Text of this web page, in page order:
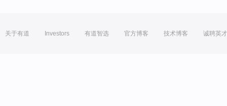
关于有道 Investors 有道智选 官方博客 技术博客 诚聘英才